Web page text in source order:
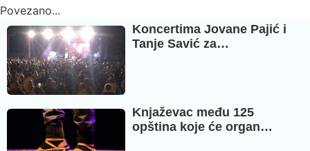
Povezano...
Koncertima Jovane Pajić i
Tanje Savić za…
Knjaževac među 125
opština koje će organ…